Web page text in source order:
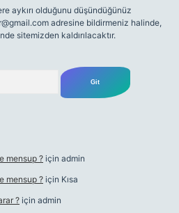
aykırı olduğunu düşündüğünüz
adresine bildirmeniz halinde,
sitemizden kaldırılacaktır.
mensup ? için admin
mensup ? için Kısa
? için admin